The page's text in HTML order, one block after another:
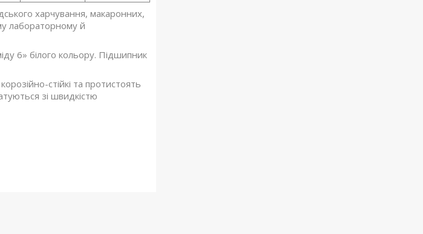
харчування, макаронних,
лабораторному й
6» білого кольору. Підшипник
стійкі та протистоять
зі швидкістю